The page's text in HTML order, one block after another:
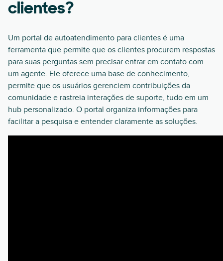
clientes?
Um portal de autoatendimento para clientes é uma
ferramenta que permite que os clientes procurem respostas
para suas perguntas sem precisar entrar em contato com
um agente. Ele oferece uma base de conhecimento,
permite que os usuários gerenciem contribuições da
comunidade e rastreia interações de suporte, tudo em um
hub personalizado. O portal organiza informações para
facilitar a pesquisa e entender claramente as soluções.